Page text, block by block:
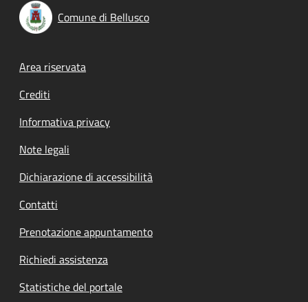
Comune di Bellusco
Footer menu
Area riservata
Crediti
Informativa privacy
Note legali
Dichiarazione di accessibilità
Contatti
Prenotazione appuntamento
Richiedi assistenza
Statistiche del portale